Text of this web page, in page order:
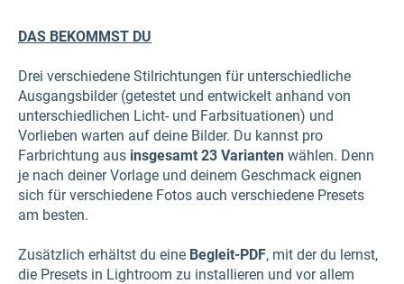
DAS BEKOMMST DU
Drei verschiedene Stilrichtungen für unterschiedliche
Ausgangsbilder (getestet und entwickelt anhand von
unterschiedlichen Licht- und Farbsituationen) und
Vorlieben warten auf deine Bilder. Du kannst pro
Farbrichtung aus insgesamt 23 Varianten wählen. Denn
je nach deiner Vorlage und deinem Geschmack eignen
sich für verschiedene Fotos auch verschiedene Presets
am besten.
Zusätzlich erhältst du eine Begleit-PDF, mit der du lernst,
die Presets in Lightroom zu installieren und vor allem